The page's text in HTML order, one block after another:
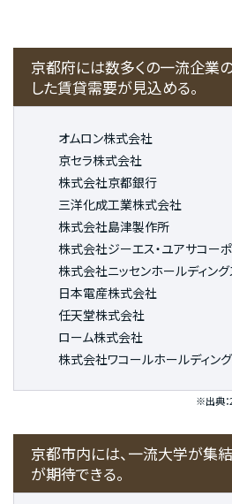
京都府には数多くの一流企業
した賃貸需要が見込める。
オムロン株式会社
京セラ株式会社
株式会社京都銀行
三洋化成工業株式会社
株式会社島津製作所
株式会社ジーエス・ユアサコー
株式会社ニッセンホールディング
日本電産株式会社
任天堂株式会社
ローム株式会社
株式会社ワコールホールディン
※出典
京都市内には、一流大学が集
が期待できる。